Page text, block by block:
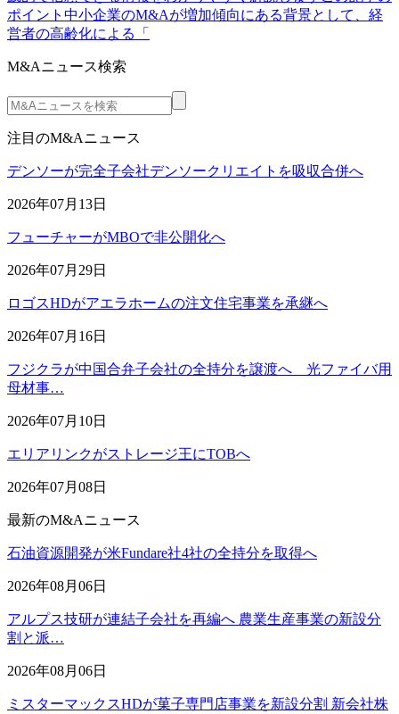
ポイント中小企業のM&Aが増加傾向にある背景として、経
営者の高齢化による「
M&Aニュース検索
注目のM&Aニュース
デンソーが完全子会社デンソークリエイトを吸収合併へ
2026年07月13日
フューチャーがMBOで非公開化へ
2026年07月29日
ロゴスHDがアエラホームの注文住宅事業を承継へ
2026年07月16日
フジクラが中国合弁子会社の全持分を譲渡へ 光ファイバ用
母材事…
2026年07月10日
エリアリンクがストレージ王にTOBへ
2026年07月08日
最新のM&Aニュース
石油資源開発が米Fundare社4社の全持分を取得へ
2026年08月06日
アルプス技研が連結子会社を再編へ 農業生産事業の新設分
割と派…
2026年08月06日
ミスターマックスHDが菓子専門店事業を新設分割 新会社株